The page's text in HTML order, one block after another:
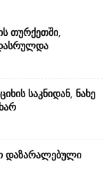
თურქეთში,
საკნიდან, ნახე
დაზარალებული